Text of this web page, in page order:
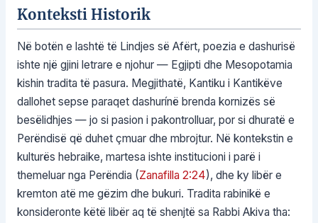
Konteksti Historik
Në botën e lashtë të Lindjes së Afërt, poezia e dashurisë
ishte një gjini letrare e njohur — Egjipti dhe Mesopotamia
kishin tradita të pasura. Megjithatë, Kantiku i Kantikëve
dallohet sepse paraqet dashurínë brenda kornizës së
besëlidhjes — jo si pasion i pakontrolluar, por si dhuratë e
Perëndisë që duhet çmuar dhe mbrojtur. Në kontekstin e
kulturës hebraike, martesa ishte institucioni i parë i
themeluar nga Perëndia (Zanafilla 2:24), dhe ky libër e
kremton atë me gëzim dhe bukuri. Tradita rabinikë e
konsideronte këtë libër aq të shenjtë sa Rabbi Akiva tha: